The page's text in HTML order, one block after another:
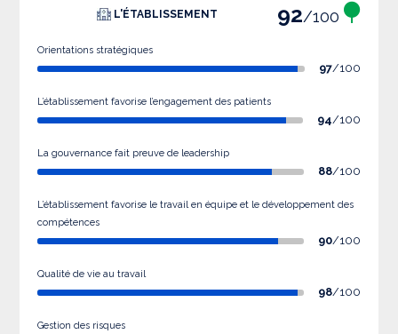
L'ÉTABLISSEMENT 92/100
Orientations stratégiques
97/100
L’établissement favorise l’engagement des patients
94/100
La gouvernance fait preuve de leadership
88/100
L’établissement favorise le travail en équipe et le développement des
compétences
90/100
Qualité de vie au travail
98/100
Gestion des risques